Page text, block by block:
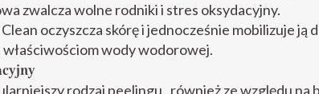
zwalcza wolne rodniki i stres oksydacyjny.
oczyszcza skórę i jednocześnie mobilizuje ją
wody wodorowej.
rodzaj peelingu, również ze względu na